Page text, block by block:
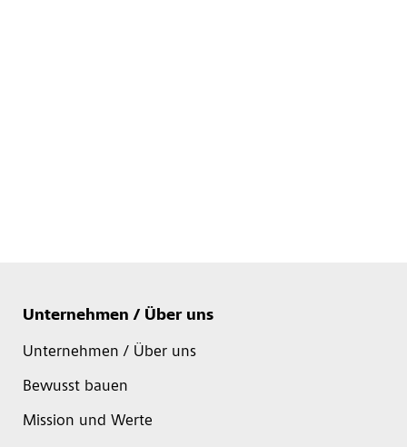
Unternehmen / Über uns
Unternehmen / Über uns
Bewusst bauen
Mission und Werte